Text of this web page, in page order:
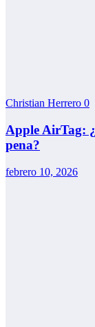
Christian Herrero 0
Apple AirTag:
pena?
febrero 10, 2026